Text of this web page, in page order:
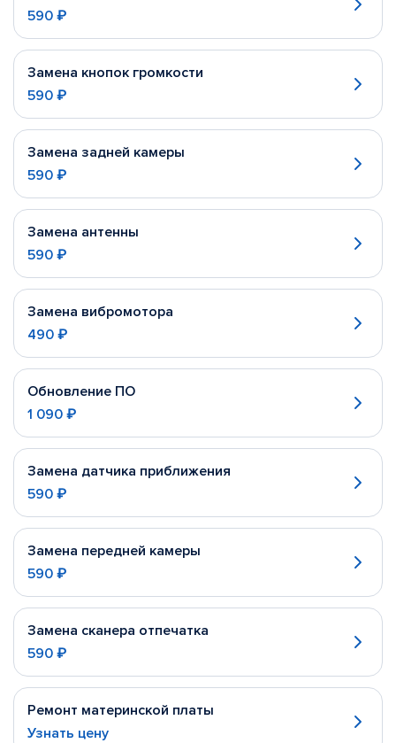
590 ₽
Замена кнопок громкости
590 ₽
Замена задней камеры
590 ₽
Замена антенны
590 ₽
Замена вибромотора
490 ₽
Обновление ПО
1 090 ₽
Замена датчика приближения
590 ₽
Замена передней камеры
590 ₽
Замена сканера отпечатка
590 ₽
Ремонт материнской платы
Узнать цену